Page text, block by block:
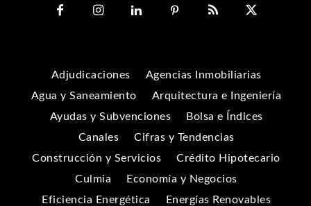
Adjudicaciones
Agencias Inmobiliarias
Agua y Saneamiento
Arquitectura e Ingeniería
Ayudas y Subvenciones
Bolsa e Índices
Canales
Cifras y Tendencias
Construcción y Servicios
Crédito Hipotecario
Culmia
Economía y Negocios
Eficiencia Energética
Energías Renovables